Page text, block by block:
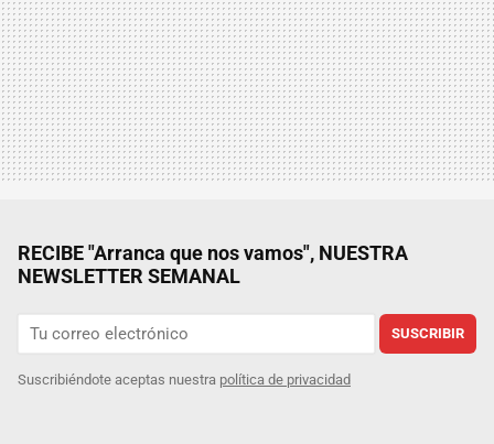
RECIBE "Arranca que nos vamos", NUESTRA
NEWSLETTER SEMANAL
SUSCRIBIR
Suscribiéndote aceptas nuestra política de privacidad